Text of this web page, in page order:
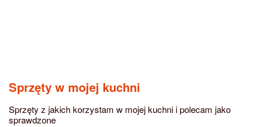
Sprzęty w mojej kuchni
Sprzęty z jakich korzystam w mojej kuchni i polecam jako
sprawdzone